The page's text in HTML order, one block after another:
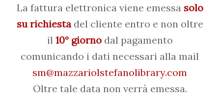
La fattura elettronica viene emessasolo
su richiestadel cliente entro e non oltre
il 10° giornodal pagamento
comunicando i dati necessari alla mail
sm@mazzariolstefanolibrary.com
Oltre tale data non verrà emessa.